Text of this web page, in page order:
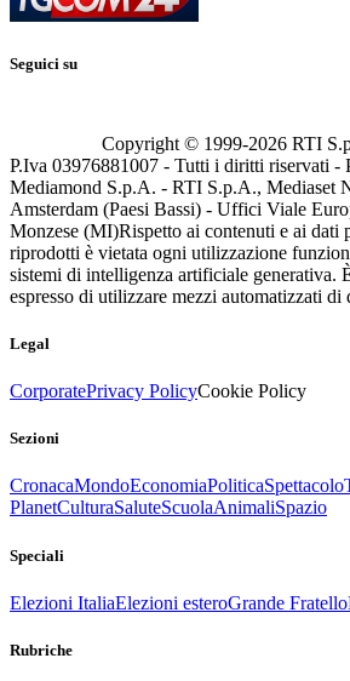
Seguici su
Copyright © 1999-2026 RTI
P.Iva 03976881007 - Tutti i diritti riservati -
Mediamond S.p.A. - RTI S.p.A., Mediaset
Amsterdam (Paesi Bassi) - Uffici Viale
Monzese (MI)Rispetto ai contenuti e ai dati
riprodotti è vietata ogni utilizzazione
sistemi di intelligenza artificiale generativa.
espresso di utilizzare mezzi automatizzati di
Legal
CorporatePrivacy PolicyCookie Policy
Sezioni
CronacaMondoEconomiaPoliticaSpettacolo
PlanetCulturaSaluteScuolaAnimaliSpazio
Speciali
Elezioni ItaliaElezioni esteroGrande Fratello
Rubriche